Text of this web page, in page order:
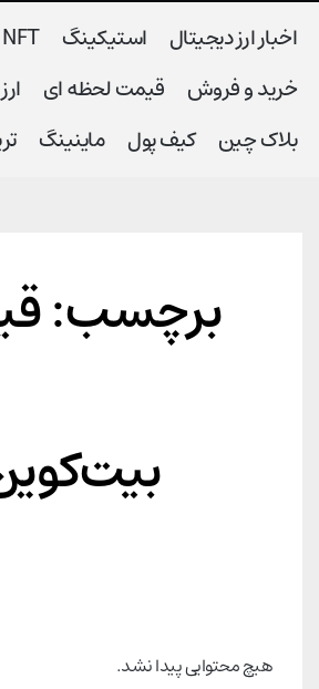
اخبار ارز دیجیتال استیکینگ NFT
خرید و فروش
قیمت لحظه ای
بلاک‌ چین
کیف پول ماینینگ
برچسب:
هیچ محتوایی پیدا نشد.